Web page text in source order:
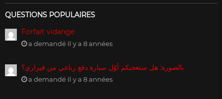
QUESTIONS POPULAIRES
Forfait vidange
a demandé Il y a 8 années
بالصورة: هل ستعجبكم أوّل سيارة دفع رباعي من فيراري؟
a demandé Il y a 8 années